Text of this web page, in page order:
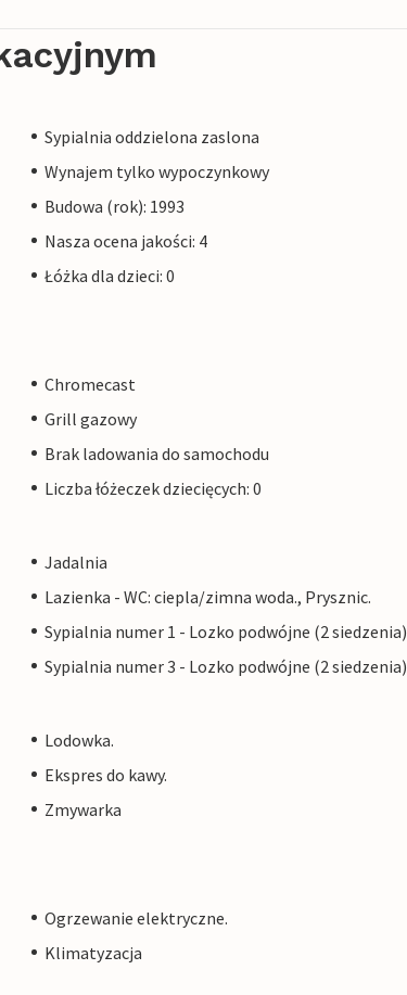
Sypialnia oddzielona zaslona
Wynajem tylko wypoczynkowy
Budowa (rok): 1993
Nasza ocena jakości: 4
Łóżka dla dzieci: 0
Chromecast
Grill gazowy
Brak ladowania do samochodu
Liczba łóżeczek dziecięcych: 0
Jadalnia
Lazienka - WC: ciepla/zimna woda., Prysznic.
Sypialnia numer 1 - Lozko podwójne (2 siedzenia)
Sypialnia numer 3 - Lozko podwójne (2 siedzenia)
Lodowka.
Ekspres do kawy.
Zmywarka
Ogrzewanie elektryczne.
Klimatyzacja